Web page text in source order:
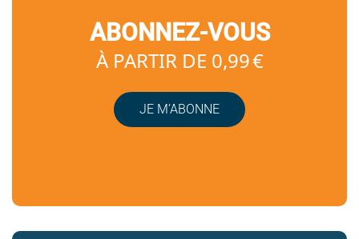
ABONNEZ-VOUS
À PARTIR DE 0,99 €
JE M’ABONNE